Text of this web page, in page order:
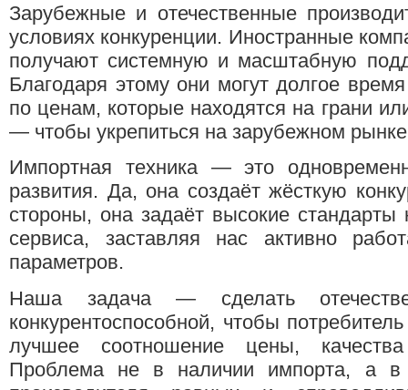
Зарубежные и отечественные
условиях конкуренции. Иностранные
получают системную и масштабную
Благодаря этому они могут долгое
по ценам, которые находятся на грани
— чтобы укрепиться на зарубежном
Импортная техника — это
развития. Да, она создаёт жёсткую
стороны, она задаёт высокие стандарты
сервиса, заставляя нас активно
параметров.
Наша задача — сделать
конкурентоспособной, чтобы
лучшее соотношение цены,
Проблема не в наличии импорта, а в